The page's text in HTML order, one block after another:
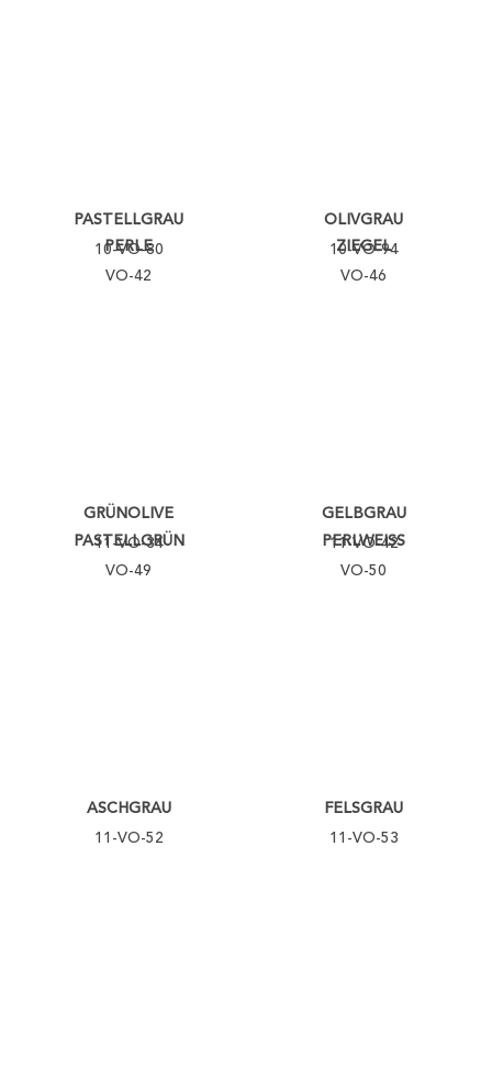
PERLE
VO-42
ZIEGEL
VO-46
PASTELLGRÜN
VO-49
PERLWEISS
VO-50
PASTELLGRAU
10-VO-80
OLIVGRAU
10-VO-94
GRÜNOLIVE
11-VO-34
GELBGRAU
11-VO-42
ASCHGRAU
11-VO-52
FELSGRAU
11-VO-53